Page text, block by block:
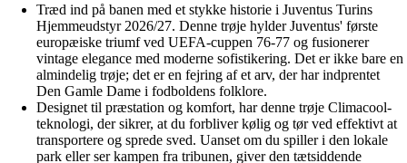
Træd ind på banen med et stykke historie i Juventus Turins
Hjemmeudstyr 2026/27. Denne trøje hylder Juventus' første
europæiske triumf ved UEFA-cuppen 76-77 og fusionerer
vintage elegance med moderne sofistikering. Det er ikke bare en
almindelig trøje; det er en fejring af et arv, der har indprentet
Den Gamle Dame i fodboldens folklore.
Designet til præstation og komfort, har denne trøje Climacool-
teknologi, der sikrer, at du forbliver kølig og tør ved effektivt at
transportere og sprede sved. Uanset om du spiller i den lokale
park eller ser kampen fra tribunen, giver den tætsiddende